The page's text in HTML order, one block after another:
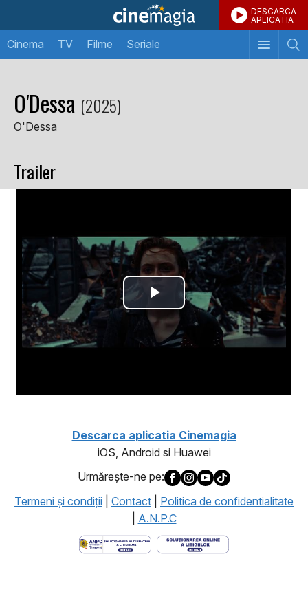
DESCARCA
APLICATIA
Cinema TV Filme Seriale
O'Dessa (2025)
O'Dessa
Trailer
Descarca aplicatia Cinemagia
iOS, Android si Huawei
Urmăreşte-ne pe:
Termeni şi condiţii
Contact
Politica de confidentialitate
A.N.P.C